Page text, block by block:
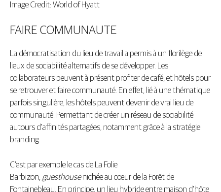
Image Credit: World of Hyatt
FAIRE COMMUNAUTE
La démocratisation du lieu de travail a permis à un florilège de
lieux de sociabilité alternatifs de se développer. Les
collaborateurs peuvent à présent profiter de café, et hôtels pour
se retrouver et faire communauté. En effet, lié à une thématique
parfois singulière, les hôtels peuvent devenir de vrai lieu de
communauté. Permettant de créer un réseau de sociabilité
autours d’affinités partagées, notamment grâce à la stratégie
branding.
C’est par exemple le cas de La Folie
Barbizon, guesthousenichée au cœur de la Forêt de
Fontainebleau. En principe, un lieu hybride entre maison d’hôte